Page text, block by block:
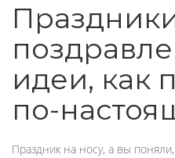
идеи, как
по-
Праздник на носу, а вы